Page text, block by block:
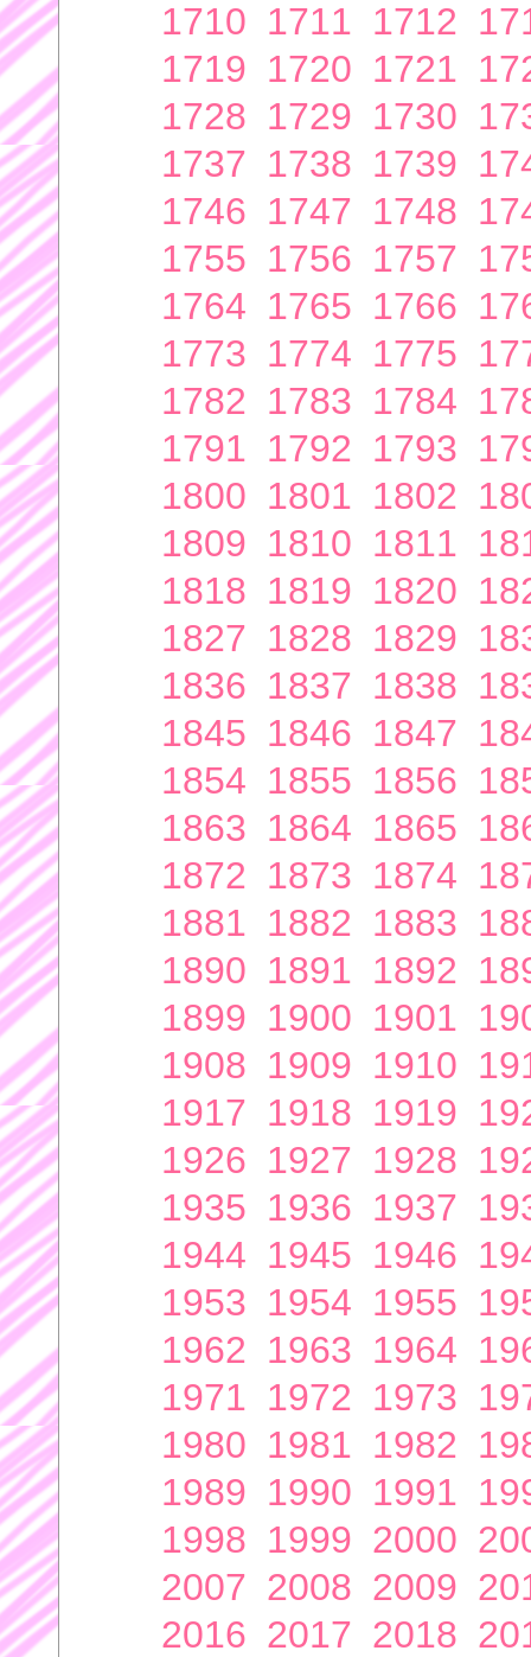
1710 1711 1712
1719 1720 1721
1728 1729 1730
1737 1738 1739
1746 1747 1748
1755 1756 1757
1764 1765 1766
1773 1774 1775
1782 1783 1784
1791 1792 1793
1800 1801 1802
1809 1810 1811
1818 1819 1820
1827 1828 1829
1836 1837 1838
1845 1846 1847
1854 1855 1856
1863 1864 1865
1872 1873 1874
1881 1882 1883
1890 1891 1892
1899 1900 1901
1908 1909 1910
1917 1918 1919
1926 1927 1928
1935 1936 1937
1944 1945 1946
1953 1954 1955
1962 1963 1964
1971 1972 1973
1980 1981 1982
1989 1990 1991
1998 1999 2000
2007 2008 2009
2016 2017 2018